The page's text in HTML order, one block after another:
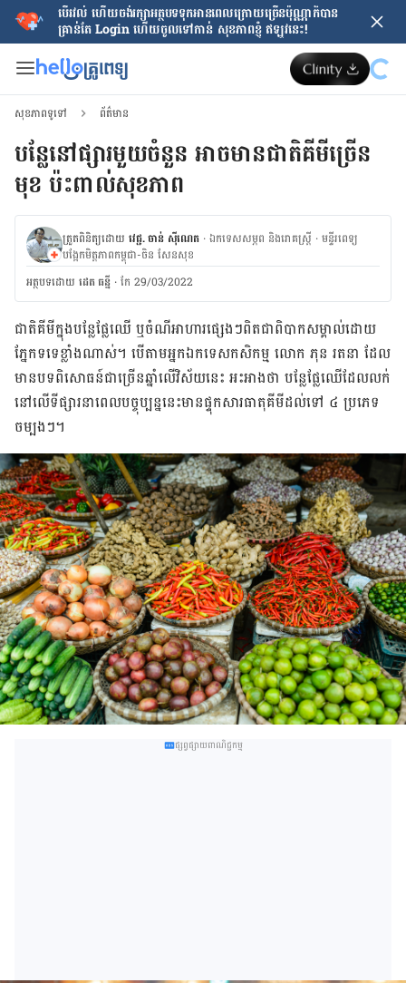
បើរវល់ ហើយចង់​រក្សាអត្ថបទទុកអានពេលក្រោយ​ច្រើនប៉ុណ្ណាក៏បាន
គ្រាន់តែ​ Login ហើយចូលទៅកាន់ សុខភាពខ្ញុំ ឥឡូវនេះ!
សុខភាពទូទៅ ព័ត៌មាន
បន្លែ​នៅ​​ផ្សារមួយចំនួន អាចមាន​ជាតិ​គីមី​ច្រើន​
មុខ ប៉ះពាល់​សុខភាព​
ត្រួតពិនិត្យដោយ វេជ្ជ. ចាន់ ស៊ីណេត ·ឯកទេសសម្ភព និងរោគស្ត្រី ·ម​ន្ទីរពេទ្យ
បង្អែកមិត្តភាពកម្ពុជា-ចិន សែនសុខ
អត្ថបទ​ដោយ ដេត ធន្នី ·កែ 29/03/2022
ជាតិគីមី​ក្នុង​បន្លែ​ផ្លែឈើ ឬ​ចំណី​អាហារ​ផ្សេងៗ​ពិត​ជា​ពិបាក​សម្គាល់​ដោយ​
ភ្នែក​ទទេ​ខ្លាំង​ណាស់។ បើ​តាម​អ្នក​ឯកទេស​កសិកម្ម លោក ភុន រតនា ដែល​
មាន​បទ​ពិសោធន៍​ជា​ច្រើន​ឆ្នាំ​លើ​វិស័យ​នេះ អះអាង​ថា បន្លែ​ផ្លែឈើ​ដែល​លក់​
នៅ​លើ​ទីផ្សារ​នា​ពេល​បច្ចុប្បន្ន​នេះ​មាន​ផ្ទុក​សារធាតុ​គីមី​ដល់​ទៅ ៤ ប្រភេទ​
ចម្បងៗ។
ផ្សព្វផ្សាយពាណិជ្ជកម្ម